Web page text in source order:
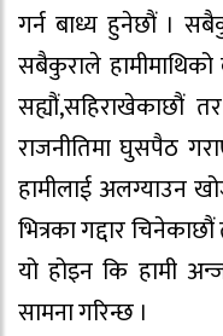
गर्न बाध्य हुनेछौं ।
सबैकुराले हामीमाथिको
सह्यौं,सहिराखेकाछौं
राजनीतिमा घुसपैठ
हामीलाई अलग्याउन
भित्रका गद्दार
यो होइन कि हामी
सामना गरिन्छ ।